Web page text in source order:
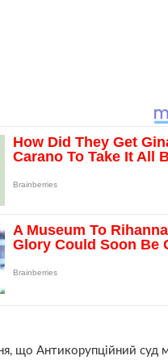
що Антикорупційний суд